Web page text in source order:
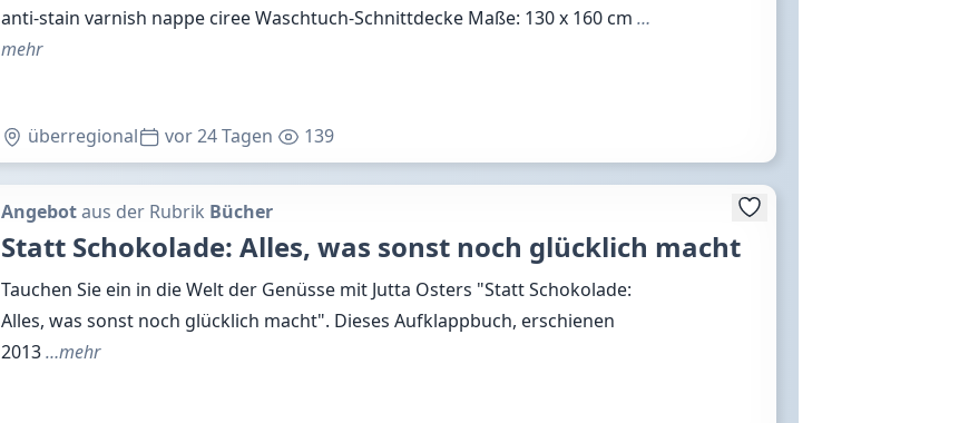
anti-stain varnish nappe ciree Waschtuch-Schnittdecke Maße: 130 x 160 cm …
mehr
überregional vor 24 Tagen 139
Angebotaus der Rubrik Bücher
Statt Schokolade: Alles, was sonst noch glücklich macht
Tauchen Sie ein in die Welt der Genüsse mit Jutta Osters "Statt Schokolade:
Alles, was sonst noch glücklich macht". Dieses Aufklappbuch, erschienen
2013…mehr